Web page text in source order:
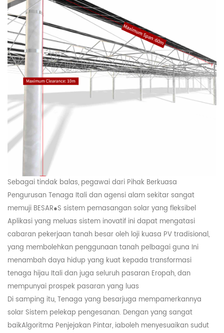
Sebagai tindak balas, pegawai dari Pihak Berkuasa
Pengurusan Tenaga Itali dan agensi alam sekitar sangat
memuji BESAR●S sistem pemasangan solar yang fleksibel
Aplikasi yang meluas sistem inovatif ini dapat mengatasi
cabaran pekerjaan tanah besar oleh loji kuasa PV tradisional,
yang membolehkan penggunaan tanah pelbagai guna Ini
menambah daya hidup yang kuat kepada transformasi
tenaga hijau Itali dan juga seluruh pasaran Eropah, dan
mempunyai prospek pasaran yang luas
Di samping itu,Tenaga yang besarjuga mempamerkannya
solar Sistem pelekap pengesanan. Dengan yang sangat
baikAlgoritma Penjejakan Pintar, iaboleh menyesuaikan sudut